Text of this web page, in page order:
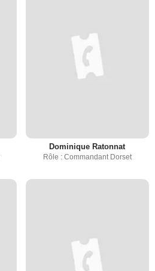
Dominique Ratonnat
Rôle : Commandant Dorset